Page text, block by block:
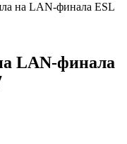
на LAN-финала ESL
LAN-финала